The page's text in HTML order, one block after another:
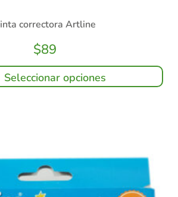
correctora Artline
$89
Seleccionar opciones